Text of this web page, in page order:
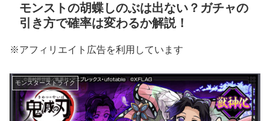
モンストの胡蝶しのぶは出ない？ガチャの
引き方で確率は変わるか解説！
※アフィリエイト広告を利用しています
モンスターストライク